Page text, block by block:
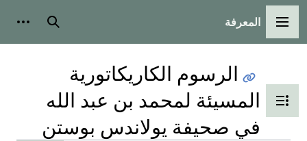
القائمة الرئيسية
المعرفة بحث
تبديل عرض جدول المحتويات
الرسوم الكاريكاتورية
المسيئة لمحمد بن عبد الله
في صحيفة يولاندس بوستن